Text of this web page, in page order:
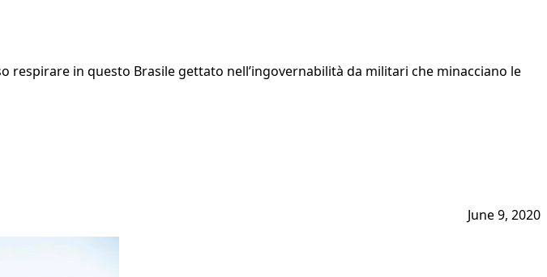
respirare in questo Brasile gettato nell’ingovernabilità da militari che minacciano le
June 9, 2020